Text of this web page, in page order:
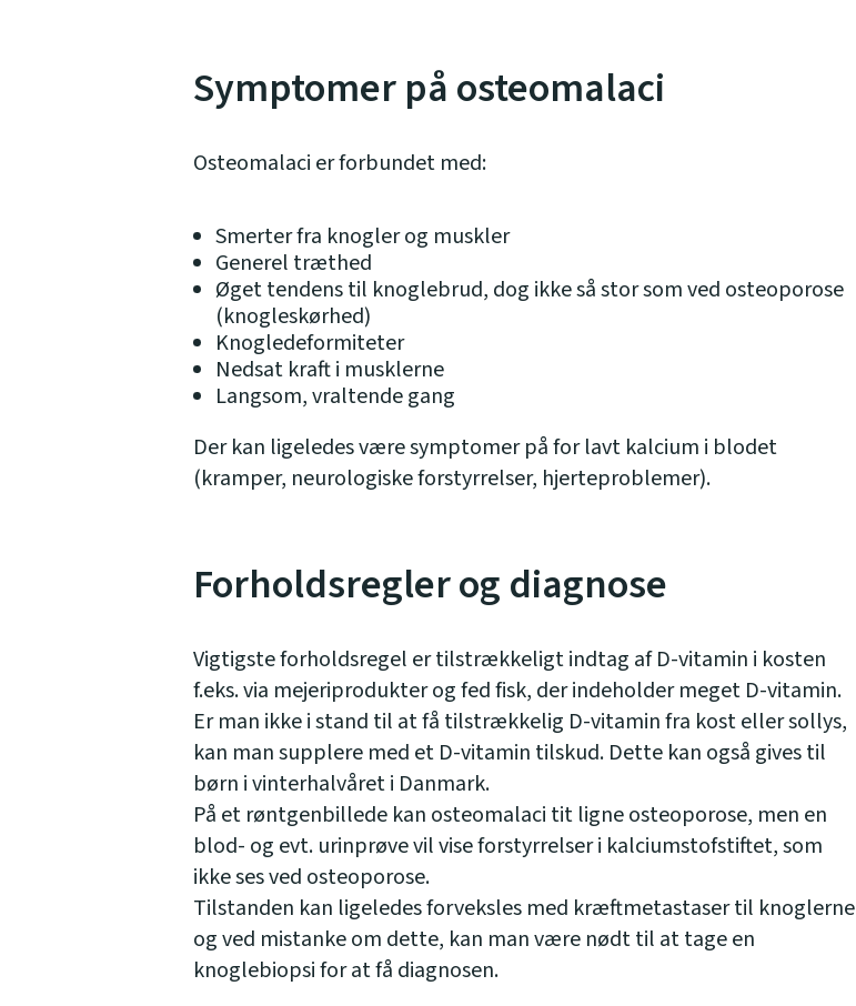
Symptomer på osteomalaci
Osteomalaci er forbundet med:
Smerter fra knogler og muskler
Generel træthed
Øget tendens til knoglebrud, dog ikke så stor som ved osteoporose
(knogleskørhed)
Knogledeformiteter
Nedsat kraft i musklerne
Langsom, vraltende gang
Der kan ligeledes være symptomer på for lavt kalcium i blodet
(kramper, neurologiske forstyrrelser, hjerteproblemer).
Forholdsregler og diagnose
Vigtigste forholdsregel er tilstrækkeligt indtag af D-vitamin i kosten
f.eks. via mejeriprodukter og fed fisk, der indeholder meget D-vitamin.
Er man ikke i stand til at få tilstrækkelig D-vitamin fra kost eller sollys,
kan man supplere med et D-vitamin tilskud. Dette kan også gives til
børn i vinterhalvåret i Danmark.
På et røntgenbillede kan osteomalaci tit ligne osteoporose, men en
blod- og evt. urinprøve vil vise forstyrrelser i kalciumstofstiftet, som
ikke ses ved osteoporose.
Tilstanden kan ligeledes forveksles med kræftmetastaser til knoglerne
og ved mistanke om dette, kan man være nødt til at tage en
knoglebiopsi for at få diagnosen.